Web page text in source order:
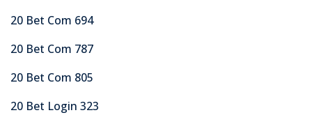
20 Bet Com 694
20 Bet Com 787
20 Bet Com 805
20 Bet Login 323